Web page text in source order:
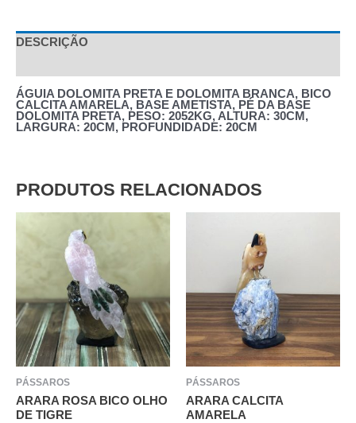
DESCRIÇÃO
ÁGUIA DOLOMITA PRETA E DOLOMITA BRANCA, BICO
CALCITA AMARELA, BASE AMETISTA, PÉ DA BASE
DOLOMITA PRETA, PESO: 2052KG, ALTURA: 30CM,
LARGURA: 20CM, PROFUNDIDADE: 20CM
PRODUTOS RELACIONADOS
PÁSSAROS
ARARA ROSA BICO OLHO
DE TIGRE
PÁSSAROS
ARARA CALCITA
AMARELA